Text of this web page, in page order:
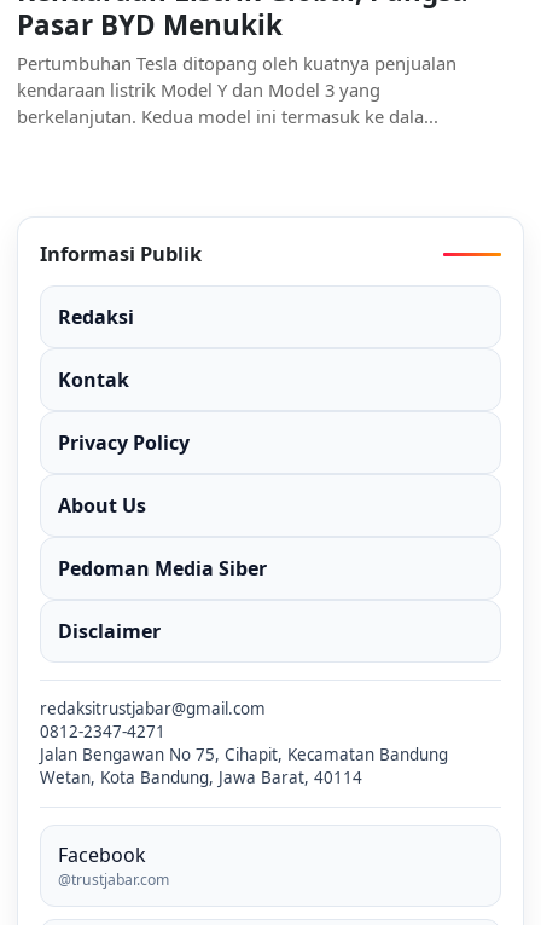
Pasar BYD Menukik
Pertumbuhan Tesla ditopang oleh kuatnya penjualan
kendaraan listrik Model Y dan Model 3 yang
berkelanjutan. Kedua model ini termasuk ke dala...
Informasi Publik
Redaksi
Kontak
Privacy Policy
About Us
Pedoman Media Siber
Disclaimer
redaksitrustjabar@gmail.com
0812-2347-4271
Jalan Bengawan No 75, Cihapit, Kecamatan Bandung
Wetan, Kota Bandung, Jawa Barat, 40114
Facebook
@trustjabar.com